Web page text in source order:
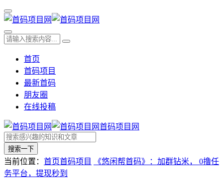
首页
首码项目
最新首码
朋友圈
在线投稿
首码项目网
搜索一下
当前位置： 首页首码项目
《悠闲帮首码》：加群钻米， 0撸任
务平台，提现秒到